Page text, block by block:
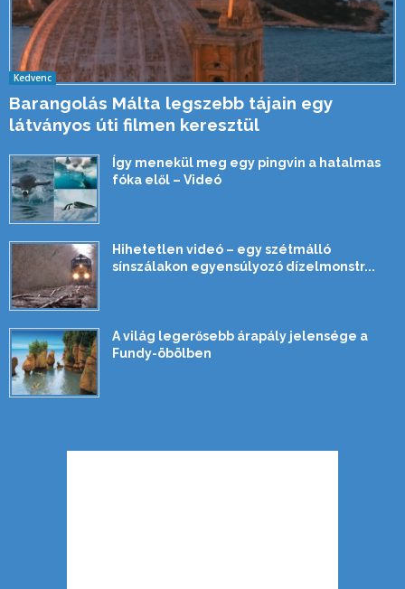
Kedvenc
Barangolás Málta legszebb tájain egy
látványos úti filmen keresztül
Így menekül meg egy pingvin a hatalmas
fóka elől – Videó
Hihetetlen videó – egy szétmálló
sínszálakon egyensúlyozó dízelmonstr...
A világ legerősebb árapály jelensége a
Fundy-öbölben